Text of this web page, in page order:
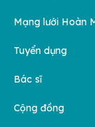
Mạng lưới Hoàn
Tuyển dụng
Bác sĩ
Cộng đồng